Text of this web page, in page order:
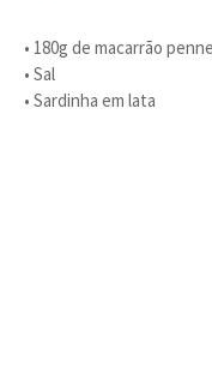
• 180g de macarrão
• Sal
• Sardinha em lata